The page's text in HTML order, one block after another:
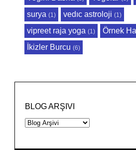
surya (1) vedıc astroloji (1)
vipreet raja yoga (1) Örnek
İkizler Burcu (6)
BLOG ARŞIVI